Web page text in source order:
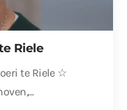
Riele
te Riele ☆